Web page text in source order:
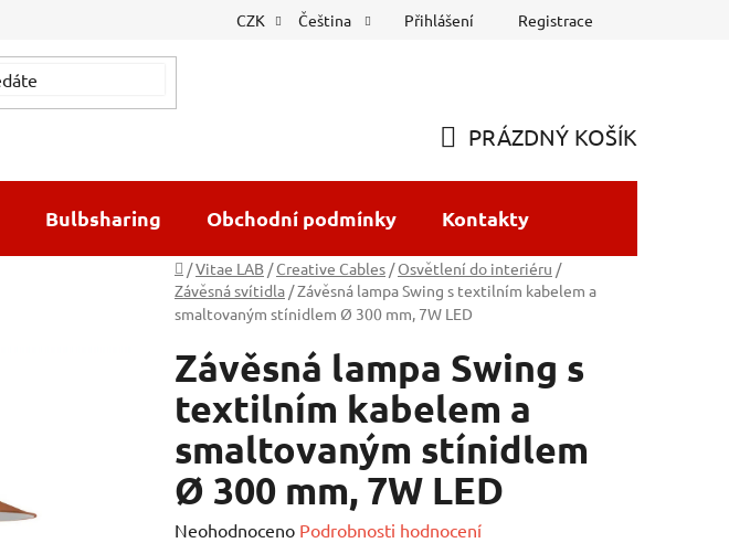
CZK Čeština Přihlášení Registrace
KOŠÍK
PRÁZDNÝ KOŠÍK
Bulbsharing Obchodní podmínky Kontakty
Domů
/Vitae LAB / Creative Cables / Osvětlení do interiéru /
Závěsná svítidla /Závěsná lampa Swing s textilním kabelem a
smaltovaným stínidlem Ø 300 mm, 7W LED
Závěsná lampa Swing s
textilním kabelem a
smaltovaným stínidlem
Ø 300 mm, 7W LED
Průměrné
Neohodnoceno Podrobnosti hodnocení